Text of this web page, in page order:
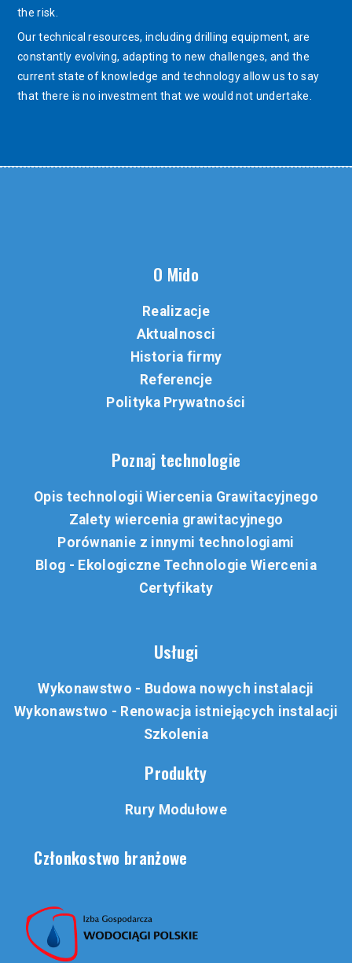
the risk.
Our technical resources, including drilling equipment, are
constantly evolving, adapting to new challenges, and the
current state of knowledge and technology allow us to say
that there is no investment that we would not undertake.
O Mido
Realizacje
Aktualnosci
Historia firmy
Referencje
Polityka Prywatności
Poznaj technologie
Opis technologii Wiercenia Grawitacyjnego
Zalety wiercenia grawitacyjnego
Porównanie z innymi technologiami
Blog - Ekologiczne Technologie Wiercenia
Certyfikaty
Usługi
Wykonawstwo - Budowa nowych instalacji
Wykonawstwo - Renowacja istniejących instalacji
Szkolenia
Produkty
Rury Modułowe
Członkostwo branżowe